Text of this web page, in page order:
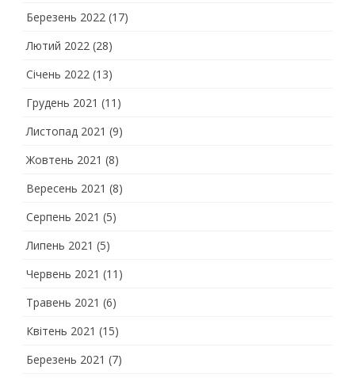
Березень 2022 (17)
Лютий 2022 (28)
Січень 2022 (13)
Грудень 2021 (11)
Листопад 2021 (9)
Жовтень 2021 (8)
Вересень 2021 (8)
Серпень 2021 (5)
Липень 2021 (5)
Червень 2021 (11)
Травень 2021 (6)
Квітень 2021 (15)
Березень 2021 (7)